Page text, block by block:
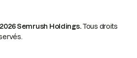
Semrush Holdings.Tous droits